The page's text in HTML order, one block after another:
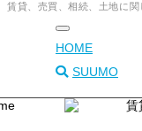
貸、売買、相続、土地に
toggle
navigation
HOME
SUUMO